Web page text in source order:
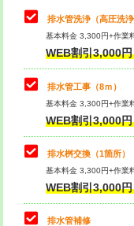
排水管工事（追加 排
え）
マス交換（土の掘削
マス交換（深さ50㎝未
マス交換（深さ50㎝
コンクリート斫り（
コンクリート斫り（
モルタル補修（厚さ
理・調整・分解・加
止水・漏水調査・防
理・調整・分解・加
その他部品の脱着
交換・取付（タンク
交換・取付(単水栓（
式）)
交換・取付(混合水栓
式・ワンホール）)
排水管洗浄（高圧洗浄
基本料金 3,300円+作業
WEB割引3,000
排水管工事（8ｍ）
基本料金 3,300円+作業
WEB割引3,000
排水桝交換（1箇所）
基本料金 3,300円+作業
WEB割引3,000
排水管補修